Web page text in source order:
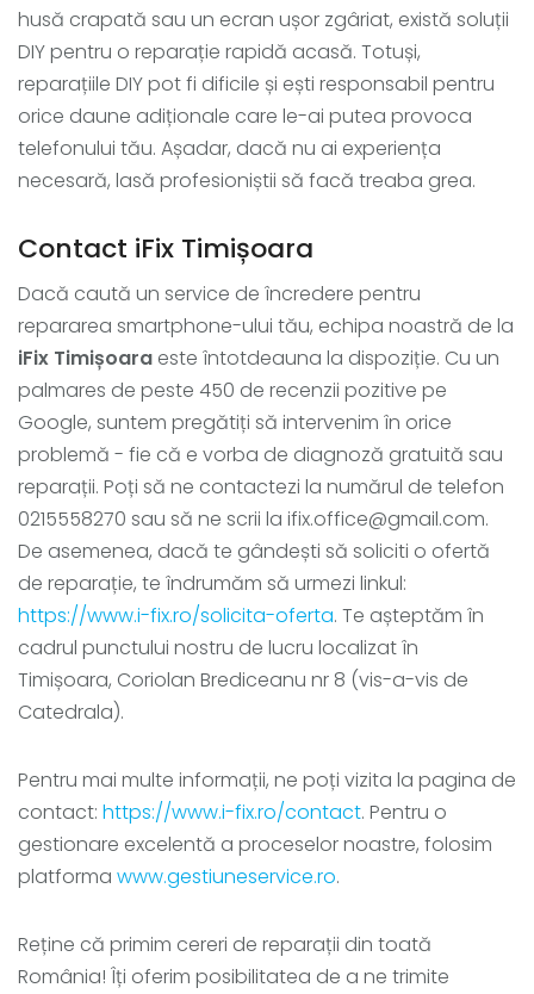
husă crapată sau un ecran ușor zgâriat, există soluții
DIY pentru o reparație rapidă acasă. Totuși,
reparațiile DIY pot fi dificile și ești responsabil pentru
orice daune adiționale care le-ai putea provoca
telefonului tău. Așadar, dacă nu ai experiența
necesară, lasă profesioniștii să facă treaba grea.
Contact iFix Timișoara
Dacă caută un service de încredere pentru
repararea smartphone-ului tău, echipa noastră de la
iFix Timișoara este întotdeauna la dispoziție. Cu un
palmares de peste 450 de recenzii pozitive pe
Google, suntem pregătiți să intervenim în orice
problemă - fie că e vorba de diagnoză gratuită sau
reparații. Poți să ne contactezi la numărul de telefon
0215558270 sau să ne scrii la ifix.office@gmail.com.
De asemenea, dacă te gândești să soliciti o ofertă
de reparație, te îndrumăm să urmezi linkul:
https://www.i-fix.ro/solicita-oferta. Te așteptăm în
cadrul punctului nostru de lucru localizat în
Timișoara, Coriolan Brediceanu nr 8 (vis-a-vis de
Catedrala).
Pentru mai multe informații, ne poți vizita la pagina de
contact: https://www.i-fix.ro/contact. Pentru o
gestionare excelentă a proceselor noastre, folosim
platforma www.gestiuneservice.ro.
Reține că primim cereri de reparații din toată
România! Îți oferim posibilitatea de a ne trimite